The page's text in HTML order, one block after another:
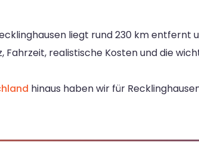
liegt rund 230 km entfernt
realistische Kosten und die
hinaus haben wir für